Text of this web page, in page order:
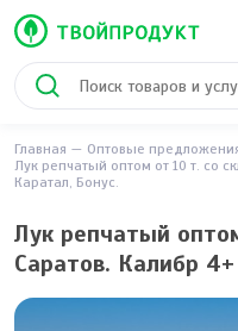
Главная
Оптовые
Лук репчатый оптом от 10 т. со
Каратал, Бонус.
Лук репчатый
Саратов. Калибр